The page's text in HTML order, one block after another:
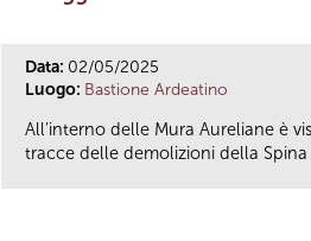
Data: 02/05/2025
Luogo: Bastione Ardeatino
All’interno delle Mura Aureliane è
tracce delle demolizioni della